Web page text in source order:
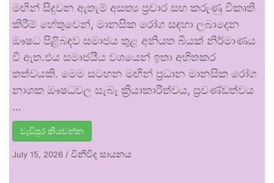
මඟින් සිදුවන ඇතැම් අසත්‍ය ප්‍රචාර සහ කරුණු විකෘති
කිරීම් හේතුවෙන්, මානසික රෝග සඳහා ලබාදෙන
ඖෂධ පිළිබඳව සමාජය තුළ අනියත බියක් නිර්මාණය
වී ඇත.එය සමාජයීය වශයෙන් ඉතා අහිතකර
තත්වයකි. මෙම සටහන මඟින් ප්‍රධාන මානසික රෝග
නාශක ඖෂධවල සැබෑ ක්‍රියාකාරීත්වය, ප්‍රචණ්ඩත්වය
…
වැඩිපුර කියවන්න
July 15, 2026 / විනිවිද සායනය